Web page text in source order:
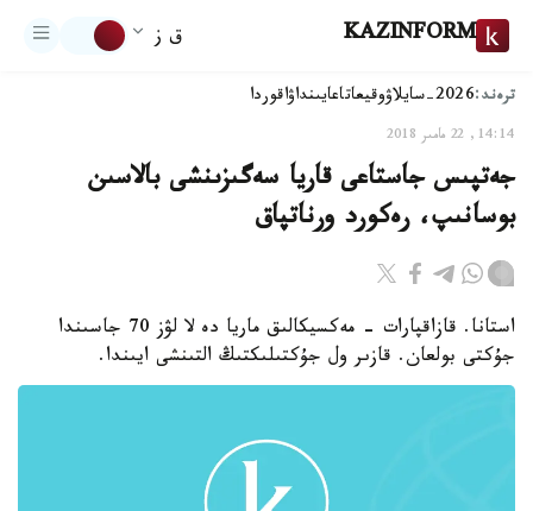
KAZINFORM ق ز
ترەند:2026-سايلاۋ وقيعاتاعايىنداۋاقوردا
14:14, 22 مامىر 2018
جەتپىس جاستاعى قاريا سەگىزىنشى بالاسىن
بوسانىپ، رەكورد ورناتپاق
استانا. قازاقپارات - مەكسيكالىق ماريا دە لا لۋز 70 جاسىندا
جۇكتى بولعان. قازىر ول جۇكتىلىكتىڭ التىنشى ايىندا.